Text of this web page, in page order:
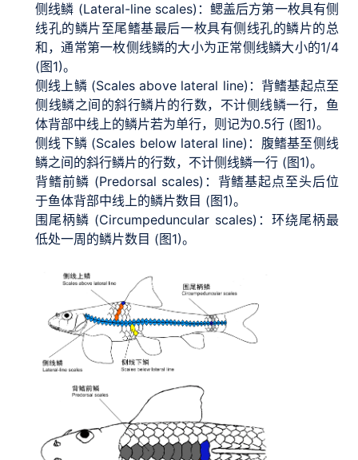
侧线鳞 (Lateral-line scales)：鳃盖后方第一枚具有侧
线孔的鳞片至尾鳍基最后一枚具有侧线孔的鳞片的总
和，通常第一枚侧线鳞的大小为正常侧线鳞大小的1/4
(图1)。
侧线上鳞 (Scales above lateral line)：背鳍基起点至
侧线鳞之间的斜行鳞片的行数，不计侧线鳞一行，鱼
体背部中线上的鳞片若为单行，则记为0.5行 (图1)。
侧线下鳞 (Scales below lateral line)：腹鳍基至侧线
鳞之间的斜行鳞片的行数，不计侧线鳞一行 (图1)。
背鳍前鳞 (Predorsal scales)：背鳍基起点至头后位
于鱼体背部中线上的鳞片数目 (图1)。
围尾柄鳞 (Circumpeduncular scales)：环绕尾柄最
低处一周的鳞片数目 (图1)。